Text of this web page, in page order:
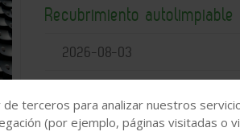
Recubrimiento
2026-08-03
terceros para analizar nuestros
(por ejemplo, páginas visitadas o